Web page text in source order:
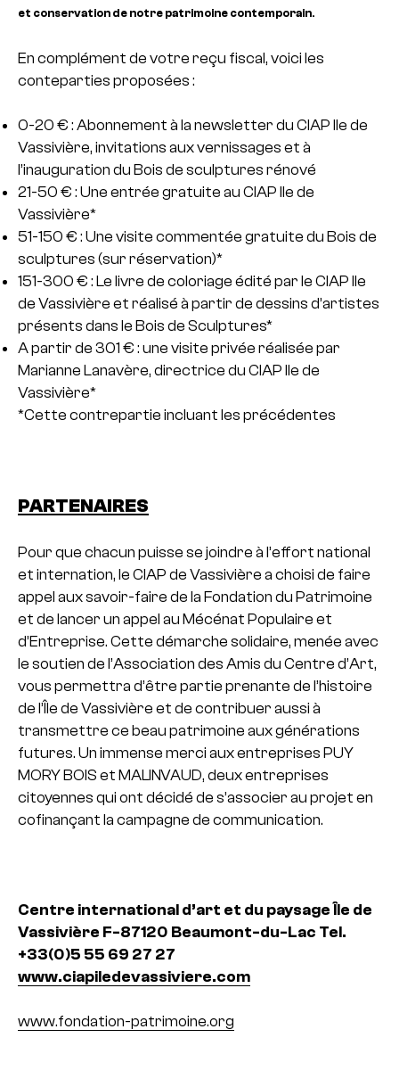
et conservation de notre patrimoine contemporain.
En complément de votre reçu fiscal, voici les
conteparties proposées :
0-20 € : Abonnement à la newsletter du CIAP Ile de
Vassivière, invitations aux vernissages et à
l’inauguration du Bois de sculptures rénové
21-50 € : Une entrée gratuite au CIAP Ile de
Vassivière*
51-150 € : Une visite commentée gratuite du Bois de
sculptures (sur réservation)*
151-300 € : Le livre de coloriage édité par le CIAP Ile
de Vassivière et réalisé à partir de dessins d’artistes
présents dans le Bois de Sculptures*
A partir de 301 € : une visite privée réalisée par
Marianne Lanavère, directrice du CIAP Ile de
Vassivière*
*Cette contrepartie incluant les précédentes
PARTENAIRES
Pour que chacun puisse se joindre à l’effort national
et internation, le CIAP de Vassivière a choisi de faire
appel aux savoir-faire de la Fondation du Patrimoine
et de lancer un appel au Mécénat Populaire et
d’Entreprise. Cette démarche solidaire, menée avec
le soutien de l’Association des Amis du Centre d’Art,
vous permettra d’être partie prenante de l’histoire
de l’Île de Vassivière et de contribuer aussi à
transmettre ce beau patrimoine aux générations
futures. Un immense merci aux entreprises PUY
MORY BOIS et MALINVAUD, deux entreprises
citoyennes qui ont décidé de s’associer au projet en
cofinançant la campagne de communication.
Centre international d’art et du paysage Île de
Vassivière F-87120 Beaumont-du-Lac Tel.
+33(0)5 55 69 27 27
www.ciapiledevassiviere.com
www.fondation-patrimoine.org